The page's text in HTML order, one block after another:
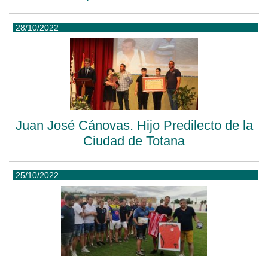
28/10/2022
Juan José Cánovas. Hijo Predilecto de la
Ciudad de Totana
25/10/2022